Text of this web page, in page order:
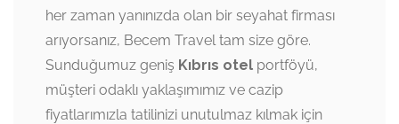
her zaman yanınızda olan bir seyahat firması
arıyorsanız, Becem Travel tam size göre.
Sunduğumuz geniş Kıbrıs otel portföyü,
müşteri odaklı yaklaşımımız ve cazip
fiyatlarımızla tatilinizi unutulmaz kılmak için